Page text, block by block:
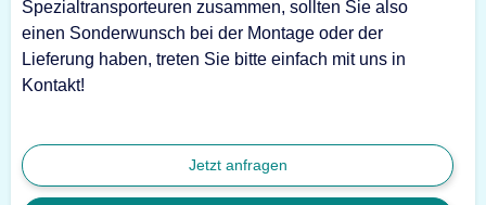
Spezialtransporteuren zusammen, sollten Sie also
einen Sonderwunsch bei der Montage oder der
Lieferung haben, treten Sie bitte einfach mit uns in
Kontakt!
Jetzt anfragen